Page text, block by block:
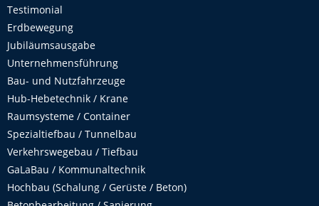
Testimonial
Erdbewegung
Jubiläumsausgabe
Unternehmensführung
Bau- und Nutzfahrzeuge
Hub-Hebetechnik / Krane
Raumsysteme / Container
Spezialtiefbau / Tunnelbau
Verkehrswegebau / Tiefbau
GaLaBau / Kommunaltechnik
Hochbau (Schalung / Gerüste / Beton)